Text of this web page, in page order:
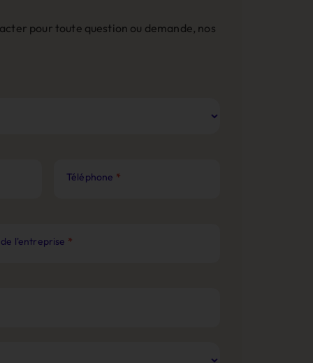
pour toute question ou demande, nos
Téléphone *
l'entreprise *